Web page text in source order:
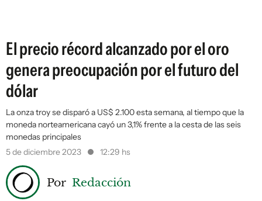
El precio récord alcanzado por el oro
genera preocupación por el futuro del
dólar
La onza troy se disparó a US$ 2.100 esta semana, al tiempo que la
moneda norteamericana cayó un 3,1% frente a la cesta de las seis
monedas principales
5 de diciembre 2023
12:29 hs
Por Redacción